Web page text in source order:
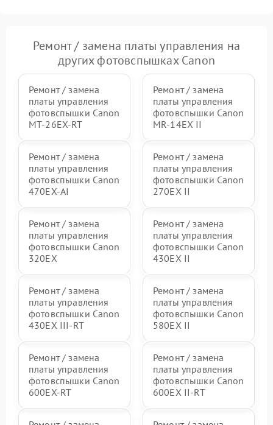
Ремонт / замена платы управления на
других фотовспышках Canon
Ремонт / замена
платы управления
фотовспышки Canon
MT-26EX-RT
Ремонт / замена
платы управления
фотовспышки Canon
MR-14EX II
Ремонт / замена
платы управления
фотовспышки Canon
470EX-AI
Ремонт / замена
платы управления
фотовспышки Canon
270EX II
Ремонт / замена
платы управления
фотовспышки Canon
320EX
Ремонт / замена
платы управления
фотовспышки Canon
430EX II
Ремонт / замена
платы управления
фотовспышки Canon
430EX III-RT
Ремонт / замена
платы управления
фотовспышки Canon
580EX II
Ремонт / замена
платы управления
фотовспышки Canon
600EX-RT
Ремонт / замена
платы управления
фотовспышки Canon
600EX II-RT